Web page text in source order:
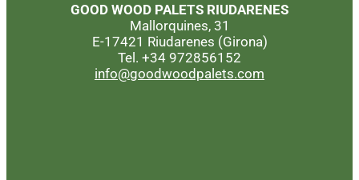
GOOD WOOD PALETS RIUDARENES
Mallorquines, 31
E-17421 Riudarenes (Girona)
Tel. +34 972856152
info@goodwoodpalets.com